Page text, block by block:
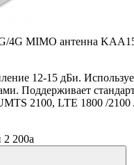
4G MIMO антенна
12-15 дБи.
Поддерживает
2100, LTE 1800 /2100
2 200a